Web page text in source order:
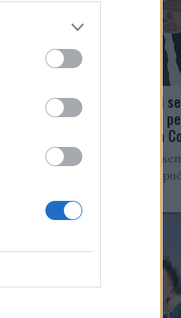
Salernitana, D’Ursi
Faggiano accelera
altro attaccante a
Salernitana, D’Ursi
Starita al Sorrento